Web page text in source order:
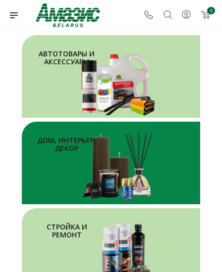
0
АВТОТОВАРЫ И
АКСЕССУАРЫ
ДОМ, ИНТЕРЬЕР,
ДЕКОР
СТРОЙКА И
РЕМОНТ